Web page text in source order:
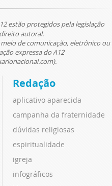
estão protegidos pela legislação
autoral.
de comunicação, eletrônico ou
expressa do A12
Redação
aplicativo aparecida
campanha da fraternidade
dúvidas religiosas
espiritualidade
igreja
infográficos